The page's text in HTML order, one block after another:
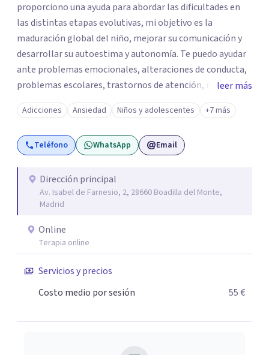
proporciono una ayuda para abordar las dificultades en
las distintas etapas evolutivas, mi objetivo es la
maduración global del niño, mejorar su comunicación y
desarrollar su autoestima y autonomía. Te puedo ayudar
ante problemas emocionales, alteraciones de conducta,
problemas escolares, trastornos de atención, miedos,
ansiedad. El apoyo a los padres es un pilar importante de
mi trabajo, dotándoles de herramientas que les ayuden a
comprender mejor a su hijo en cada etapa y sentirse
apoyados en su inestimable labor, desde el respeto a las
En la terapia con adultos y pareja utilizo un enfoque
integrador, relacional, concibo al ser humano como un
ser activo y con un alto poder de cambio, soy especialista
en tratamiento de depresiones, ansiedad, fobias,
adicciones, duelos, conflictos de pareja.
leer más
Adicciones Ansiedad Niños y adolescentes +7 más
Teléfono WhatsApp Email
Dirección principal
Av. Isabel de Farnesio, 2, 28660 Boadilla del Monte,
Madrid
Online
Terapia online
Servicios y precios
Costo medio por sesión
55 €